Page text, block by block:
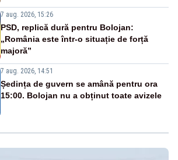
7 aug. 2026, 15:26
PSD, replică dură pentru Bolojan:
„România este într-o situație de forță
majoră”
7 aug. 2026, 14:51
Ședința de guvern se amână pentru ora
15:00. Bolojan nu a obținut toate avizele